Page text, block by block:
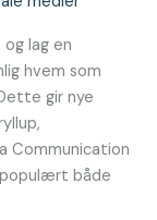
lag en
hvem som
gir nye
Communication
både